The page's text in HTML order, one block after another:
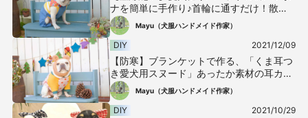
ナを簡単に手作り♪首輪に通すだけ！散歩
がさらに楽しくなるアイテム♡
Mayu（犬服ハンドメイド作家）
DIY 2021/12/09
【防寒】ブランケットで作る、「くま耳つ
き愛犬用スヌード」あったか素材の耳カバ
ーで冬のお散歩も快適
Mayu（犬服ハンドメイド作家）
DIY 2021/10/29